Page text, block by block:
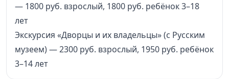
— 1800 руб. взрослый, 1800 руб. ребёнок 3–18
лет
Экскурсия «Дворцы и их владельцы» (с Русским
музеем) — 2300 руб. взрослый, 1950 руб. ребёнок
3–14 лет